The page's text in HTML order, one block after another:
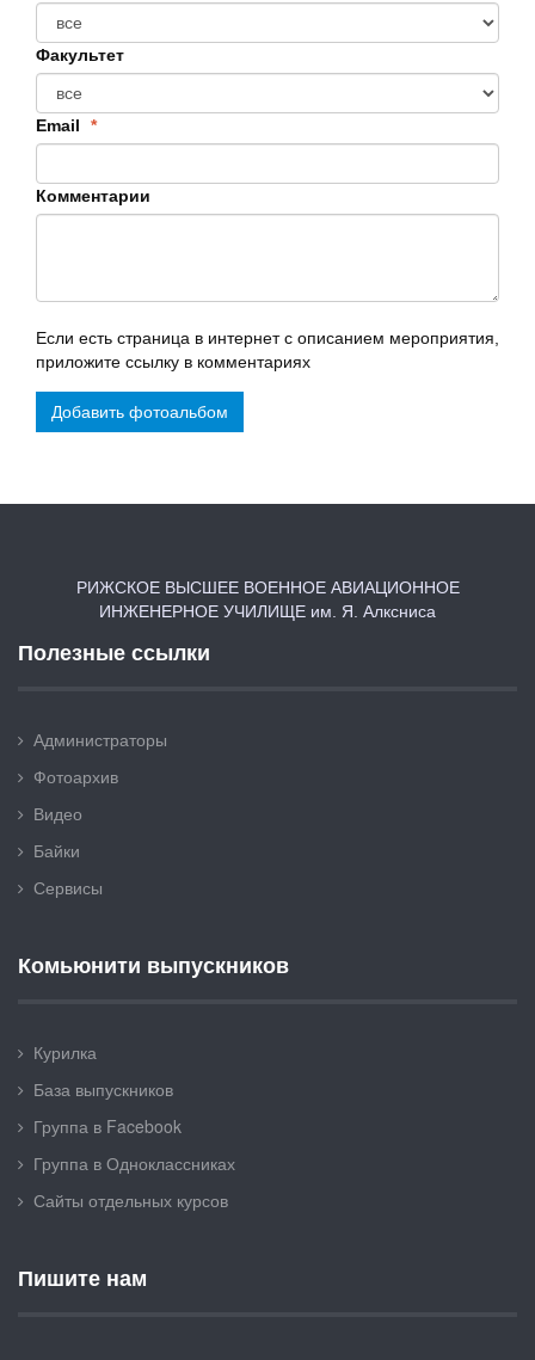
Факультет
Email *
Комментарии
Если есть страница в интернет с описанием мероприятия,
приложите ссылку в комментариях
Добавить фотоальбом
РИЖСКОЕ ВЫСШЕЕ ВОЕННОЕ АВИАЦИОННОЕ
ИНЖЕНЕРНОЕ УЧИЛИЩЕ им. Я. Алксниса
Полезные ссылки
Администраторы
Фотоархив
Видео
Байки
Сервисы
Комьюнити выпускников
Курилка
База выпускников
Группа в Facebook
Группа в Одноклассниках
Сайты отдельных курсов
Пишите нам